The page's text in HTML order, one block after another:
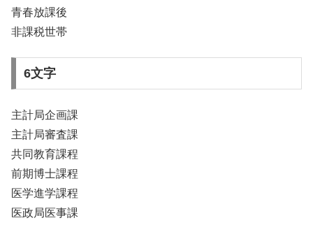
青春放課後
非課税世帯
6文字
主計局企画課
主計局審査課
共同教育課程
前期博士課程
医学進学課程
医政局医事課